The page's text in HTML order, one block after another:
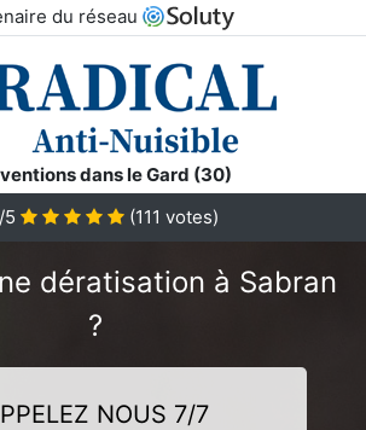
du réseau
dans le Gard (30)
/5 (111 votes)
dératisation à Sabran
?
NOUS 7/7